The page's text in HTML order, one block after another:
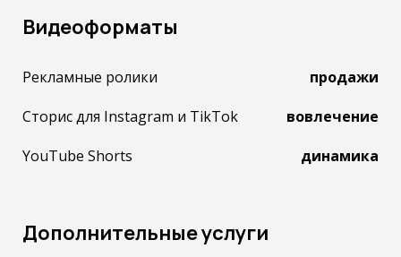
Видеоформаты
Рекламные ролики
продажи
Сторис для Instagram и TikTok
вовлечение
YouTube Shorts
динамика
Дополнительные услуги